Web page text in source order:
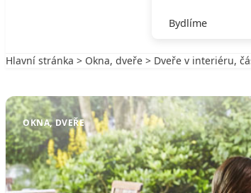
Bydlíme
Hlavní stránka > Okna, dveře > Dveře v interiéru,
OKNA, DVEŘE